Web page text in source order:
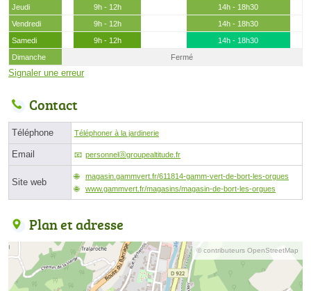
Jeudi
9h - 12h
14h - 18h30
Vendredi
9h - 12h
14h - 18h30
Samedi
9h - 12h
14h - 18h30
Dimanche
Fermé
Signaler une erreur
Contact
Téléphone Téléphoner à la jardinerie
Email personnelⓐgroupealtitude.fr
Site web
magasin.gammvert.fr/611814-gamm-vert-de-bort-les-orgues
www.gammvert.fr/magasins/magasin-de-bort-les-orgues
Plan et adresse
© contributeurs OpenStreetMap